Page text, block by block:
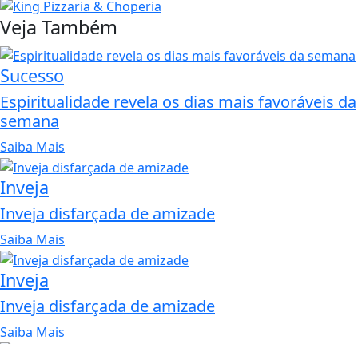
Veja Também
Sucesso
Espiritualidade revela os dias mais favoráveis da
semana
Saiba Mais
Inveja
Inveja disfarçada de amizade
Saiba Mais
Inveja
Inveja disfarçada de amizade
Saiba Mais